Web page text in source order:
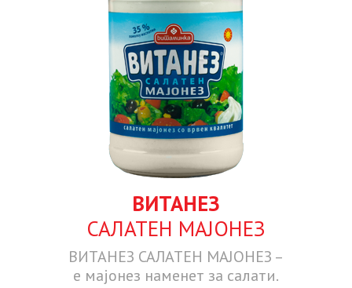
ВИТАНЕЗ
САЛАТЕН МАЈОНЕЗ
ВИТАНЕЗ САЛАТЕН МАЈОНЕЗ –
е мајонез наменет за салати.